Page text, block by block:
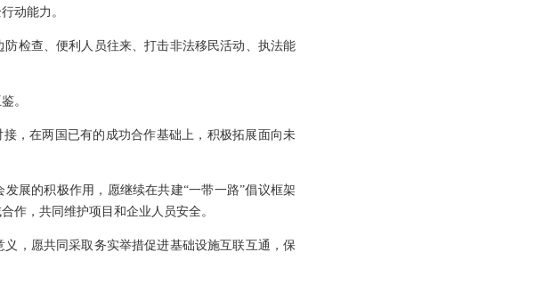
动能力。
检查、便利人员往来、打击非法移民活动、执法能
。
，在两国已有的成功合作基础上，积极拓展面向未
展的积极作用，愿继续在共建“一带一路”倡议框架
作，共同维护项目和企业人员安全。
，愿共同采取务实举措促进基础设施互联互通，保